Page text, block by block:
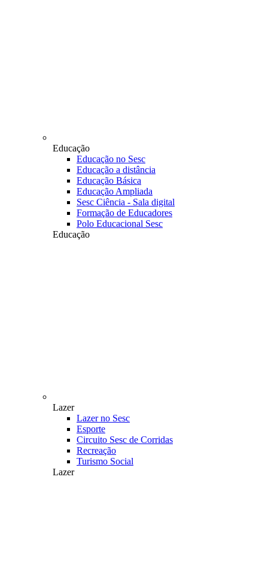
Educação
Educação no Sesc
Educação a distância
Educação Básica
Educação Ampliada
Sesc Ciência - Sala digital
Formação de Educadores
Polo Educacional Sesc
Educação
Lazer
Lazer no Sesc
Esporte
Circuito Sesc de Corridas
Recreação
Turismo Social
Lazer